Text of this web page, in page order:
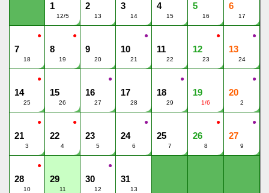
1
12/5
2
13
3
14
4
15
5
16
6
17
●
7
18
●
8
19
9
20
●
10
21
11
22
●
12
23
●
13
24
●
14
25
15
26
●
16
27
17
28
●
18
29
19
1/6
●
20
2
●
21
3
●
22
4
23
5
●
24
6
25
7
●
26
8
●
27
9
●
28
10
29
11
●
30
12
31
13